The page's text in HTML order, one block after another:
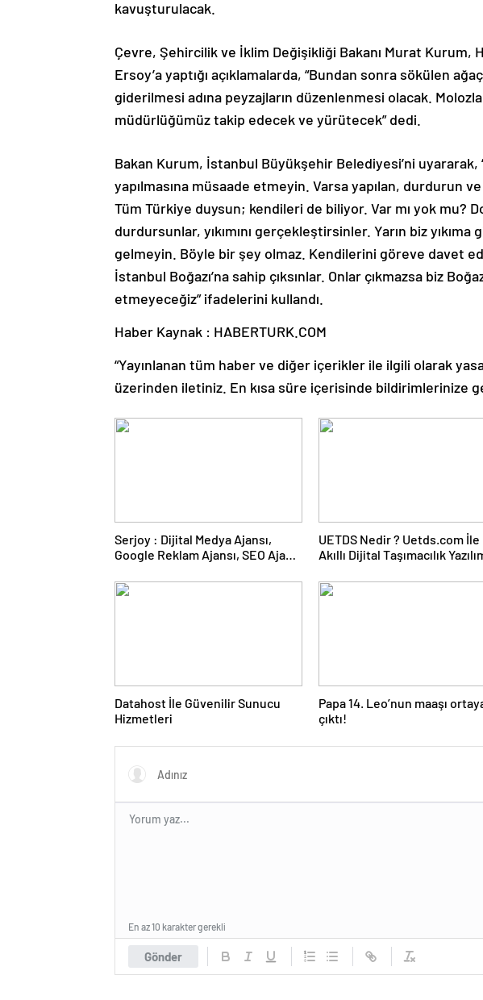
kavuşturulacak.
Çevre, Şehircilik ve İklim Değişikliği Bakanı Murat Kurum,
Ersoy’a yaptığı açıklamalarda, “Bundan sonra sökülen
giderilmesi adına peyzajların düzenlenmesi olacak.
müdürlüğümüz takip edecek ve yürütecek” dedi.
Bakan Kurum, İstanbul Büyükşehir Belediyesi’ni uyararak,
yapılmasına müsaade etmeyin. Varsa yapılan, durdurun ve
Tüm Türkiye duysun; kendileri de biliyor. Var mı yok mu?
durdursunlar, yıkımını gerçekleştirsinler. Yarın biz
gelmeyin. Böyle bir şey olmaz. Kendilerini göreve davet
İstanbul Boğazı’na sahip çıksınlar. Onlar çıkmazsa biz
etmeyeceğiz” ifadelerini kullandı.
Haber Kaynak : HABERTURK.COM
“Yayınlanan tüm haber ve diğer içerikler ile ilgili olarak
üzerinden iletiniz. En kısa süre içerisinde bildirimlerinize
Serjoy : Dijital Medya Ajansı,
Google Reklam Ajansı, SEO Ajansı
UETDS Nedir ? Uetds.com İle
Akıllı Dijital Taşımacılık
Datahost İle Güvenilir Sunucu
Hizmetleri
Papa 14. Leo’nun maaşı
çıktı!
Gönder
En az 10 karakter gerekli